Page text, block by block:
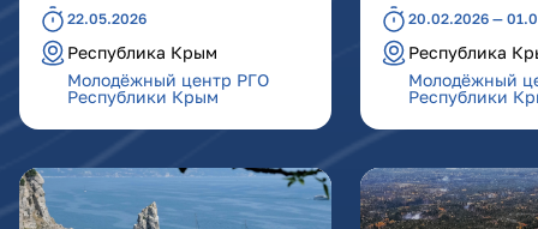
22.05.2026
Республика Крым
Молодёжный центр РГО
Республики Крым
20.02.2026 —
Республика
Молодёжный
Республики